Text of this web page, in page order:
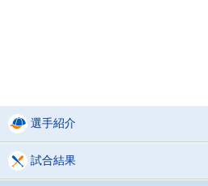
選手紹介
試合結果